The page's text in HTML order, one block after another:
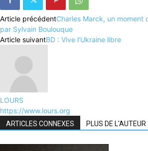
Article précédentCharles Marck, un moment
par Sylvain Boulouque
Article suivantBD : Vive l’Ukraine libre
LOURS
https://www.lours.org
ARTICLES CONNEXES PLUS DE L'AUTEUR